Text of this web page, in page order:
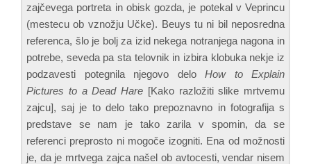
zajčevega portreta in obisk gozda, je potekal v Veprincu
(mestecu ob vznožju Učke). Beuys tu ni bil neposredna
referenca, šlo je bolj za izid nekega notranjega nagona in
potrebe, seveda pa sta telovnik in izbira klobuka nekje iz
podzavesti potegnila njegovo delo How to Explain
Pictures to a Dead Hare [Kako razložiti slike mrtvemu
zajcu], saj je to delo tako prepoznavno in fotografija s
predstave se nam je tako zarila v spomin, da se
referenci preprosto ni mogoče izogniti. Ena od možnosti
je, da je mrtvega zajca našel ob avtocesti, vendar nisem